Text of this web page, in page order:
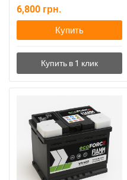
6,800 грн.
Купить